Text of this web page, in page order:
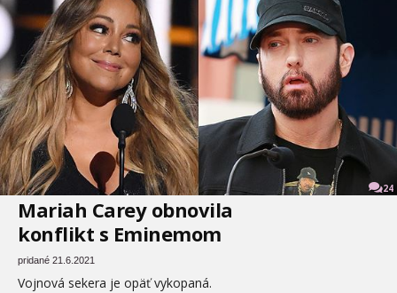
24
Mariah Carey obnovila
konflikt s Eminemom
pridané 21.6.2021
Vojnová sekera je opäť vykopaná.